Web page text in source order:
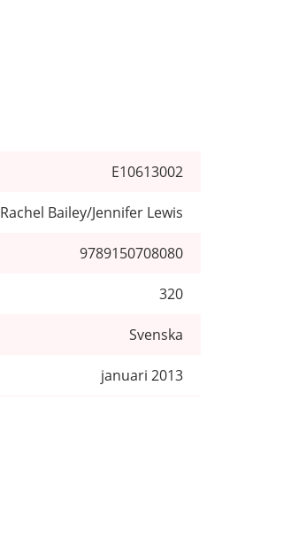
E10613002
Rachel Bailey/Jennifer Lewis
9789150708080
320
Svenska
januari 2013